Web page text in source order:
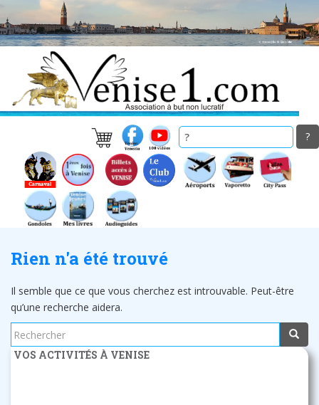
to
main
Rien n'a été trouvé
Il semble que ce que vous cherchez est introuvable. Peut-être
qu’une recherche aidera.
Rechercher...
VOS ACTIVITÉS À VENISE